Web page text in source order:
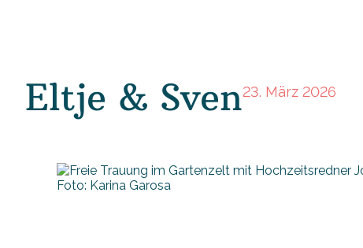
Eltje & Sven23. März 2026
Foto: Karina Garosa